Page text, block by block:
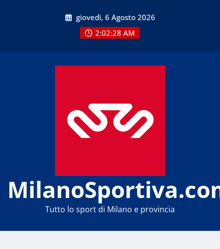
giovedì, 6 Agosto 2026
2:02:29 AM
Tutto lo sport di Milano e provincia